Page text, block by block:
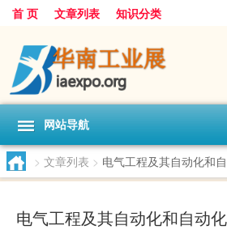
首 页 文章列表 知识分类
网站导航
> 文章列表 > 电气工程及其自动化和
电气工程及其自动化和自动